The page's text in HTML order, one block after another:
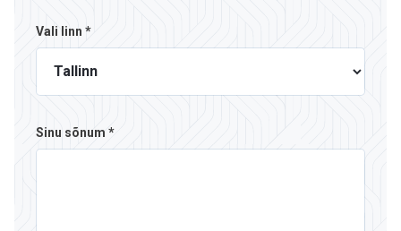
Vali linn *
Sinu sõnum *